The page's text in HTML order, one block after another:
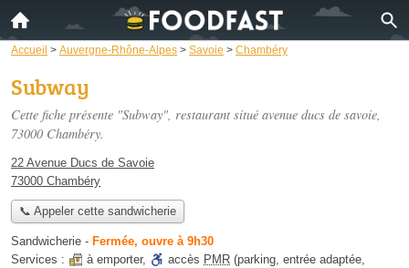
Accueil > Auvergne-Rhône-Alpes > Savoie > Chambéry
Subway
Cette fiche présente "Subway", restaurant situé avenue ducs de savoie,
73000 Chambéry.
22 Avenue Ducs de Savoie
73000 Chambéry
📞 Appeler cette sandwicherie
Sandwicherie - Fermée, ouvre à 9h30
Services :
à emporter, accès PMR (parking, entrée adaptée,